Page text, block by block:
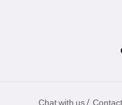
Chat with us /